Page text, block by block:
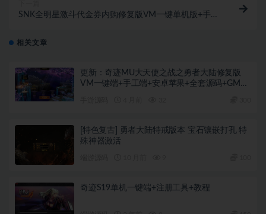
SNK全明星激斗代金券内购修复版VM一键单机版+手工
相关文章
更新：奇迹MU大天使之战之勇者大陆修复版
VM一键端+手工端+安卓苹果+全套源码+GM后
[特色复古] 勇者大陆特戒版本 宝石镶嵌打孔 特
殊神器激活
奇迹S19单机一键端+注册工具+教程